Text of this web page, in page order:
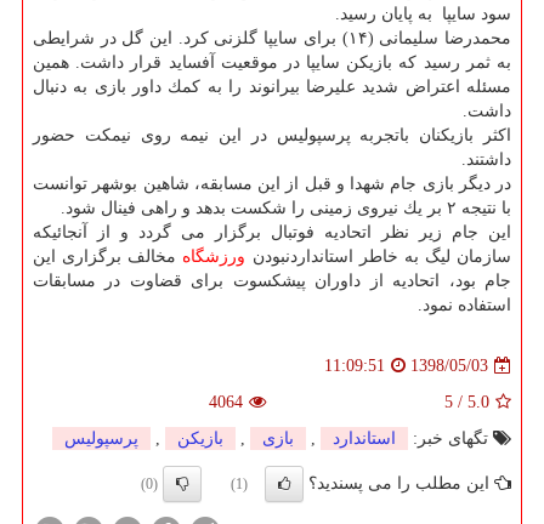
سود سایپا ‏‬ به پایان رسید.
محمدرضا سلیمانی (۱۴) برای سایپا گلزنی كرد. این گل در شرایطی
به ثمر رسید كه بازیكن سایپا در موقعیت آفساید قرار داشت. همین
مسئله اعتراض شدید علیرضا بیرانوند را به كمك داور بازی به دنبال
داشت.
اكثر بازیكنان باتجربه پرسپولیس در این نیمه روی نیمكت حضور
داشتند.
در دیگر بازی جام شهدا و قبل از این مسابقه، شاهین بوشهر توانست
با نتیجه ۲ بر یك نیروی زمینی را شكست بدهد و راهی فینال شود.
این جام زیر نظر اتحادیه فوتبال برگزار می گردد و از آنجائیكه
سازمان لیگ به خاطر استانداردنبودن ورزشگاه مخالف برگزاری این
جام بود، اتحادیه از داوران پیشكسوت برای قضاوت در مسابقات
استفاده نمود.
1398/05/03
11:09:51
5.0
/
5
4064
تگهای خبر:
استاندارد , بازی , بازیكن , پرسپولیس
این مطلب را می پسندید؟ (1)
(0)